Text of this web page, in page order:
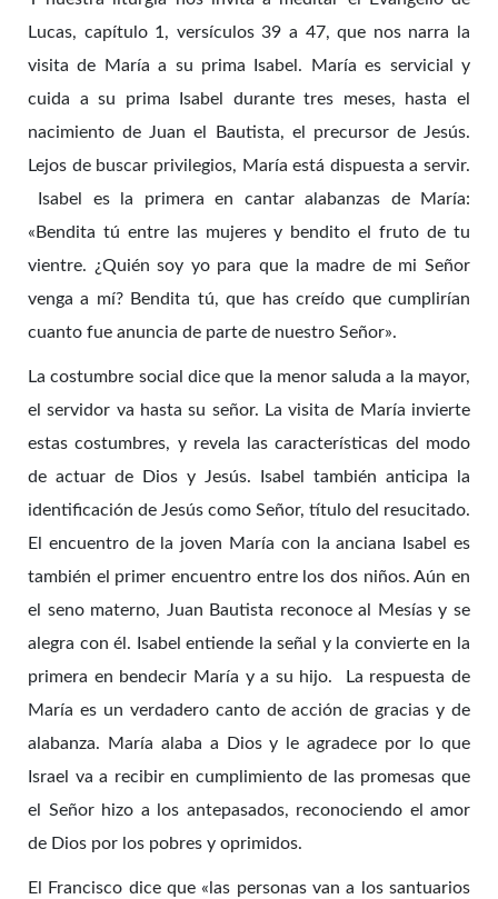
Lucas, capítulo 1, versículos 39 a 47, que nos narra la
visita de María a su prima Isabel. María es servicial y
cuida a su prima Isabel durante tres meses, hasta el
nacimiento de Juan el Bautista, el precursor de Jesús.
Lejos de buscar privilegios, María está dispuesta a servir.
Isabel es la primera en cantar alabanzas de María:
«Bendita tú entre las mujeres y bendito el fruto de tu
vientre. ¿Quién soy yo para que la madre de mi Señor
venga a mí? Bendita tú, que has creído que cumplirían
cuanto fue anuncia de parte de nuestro Señor».
La costumbre social dice que la menor saluda a la mayor,
el servidor va hasta su señor. La visita de María invierte
estas costumbres, y revela las características del modo
de actuar de Dios y Jesús. Isabel también anticipa la
identificación de Jesús como Señor, título del resucitado.
El encuentro de la joven María con la anciana Isabel es
también el primer encuentro entre los dos niños. Aún en
el seno materno, Juan Bautista reconoce al Mesías y se
alegra con él. Isabel entiende la señal y la convierte en la
primera en bendecir María y a su hijo. La respuesta de
María es un verdadero canto de acción de gracias y de
alabanza. María alaba a Dios y le agradece por lo que
Israel va a recibir en cumplimiento de las promesas que
el Señor hizo a los antepasados, reconociendo el amor
de Dios por los pobres y oprimidos.
El Francisco dice que «las personas van a los santuarios